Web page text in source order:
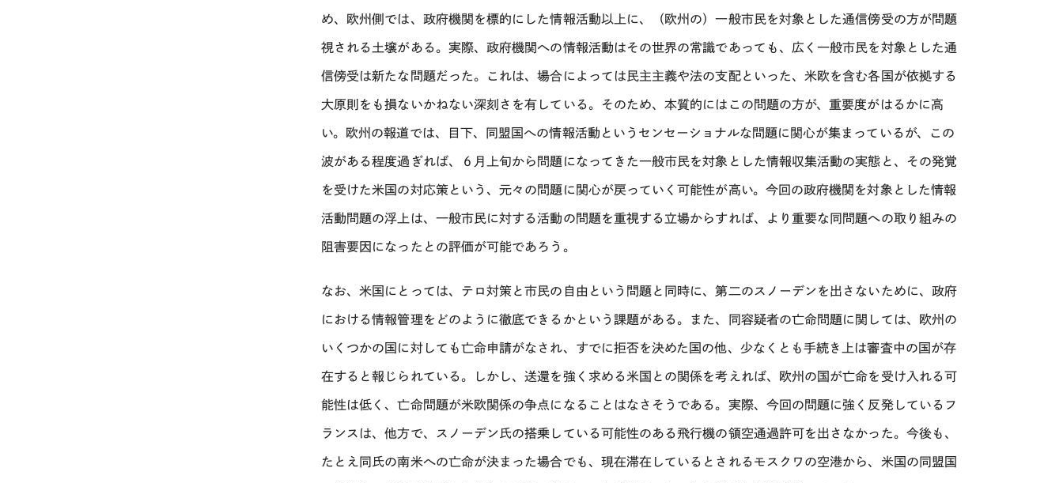
め、欧州側では、政府機関を標的にした情報活動以上に、（欧州の）一般市民を対象とした通信傍受の方が問題
視される土壌がある。実際、政府機関への情報活動はその世界の常識であっても、広く一般市民を対象とした通
信傍受は新たな問題だった。これは、場合によっては民主主義や法の支配といった、米欧を含む各国が依拠する
大原則をも損ないかねない深刻さを有している。そのため、本質的にはこの問題の方が、重要度がはるかに高
い。欧州の報道では、目下、同盟国への情報活動というセンセーショナルな問題に関心が集まっているが、この
波がある程度過ぎれば、６月上旬から問題になってきた一般市民を対象とした情報収集活動の実態と、その発覚
を受けた米国の対応策という、元々の問題に関心が戻っていく可能性が高い。今回の政府機関を対象とした情報
活動問題の浮上は、一般市民に対する活動の問題を重視する立場からすれば、より重要な同問題への取り組みの
阻害要因になったとの評価が可能であろう。
なお、米国にとっては、テロ対策と市民の自由という問題と同時に、第二のスノーデンを出さないために、政府
における情報管理をどのように徹底できるかという課題がある。また、同容疑者の亡命問題に関しては、欧州の
いくつかの国に対しても亡命申請がなされ、すでに拒否を決めた国の他、少なくとも手続き上は審査中の国が存
在すると報じられている。しかし、送還を強く求める米国との関係を考えれば、欧州の国が亡命を受け入れる可
能性は低く、亡命問題が米欧関係の争点になることはなさそうである。実際、今回の問題に強く反発しているフ
ランスは、他方で、スノーデン氏の搭乗している可能性のある飛行機の領空通過許可を出さなかった。今後も、
たとえ同氏の南米への亡命が決まった場合でも、現在滞在しているとされるモスクワの空港から、米国の同盟国